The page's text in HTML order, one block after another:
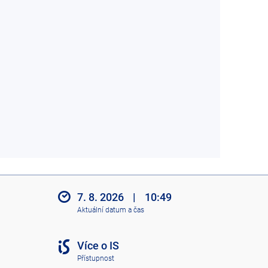
7. 8. 2026 | 10:49
Aktuální datum a čas
Více o IS
Přístupnost